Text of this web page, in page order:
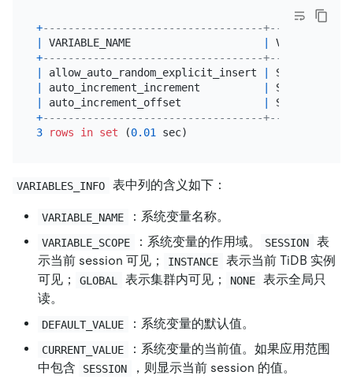
+-----------------------------------
VARIABLE_NAME
+-----------------------------------
allow_auto_random_explicit_insert SESSION,
auto_increment_increment SESSION,
auto_increment_offset SESSION,
+-----------------------------------
3
rows in set (0.01
VARIABLES_INFO 表中列的含义如下：
VARIABLE_NAME ：系统变量名称。
VARIABLE_SCOPE ：系统变量的作用域。 SESSION
表
示当前 session 可见；
INSTANCE
表示当前 TiDB 实例
可见；
GLOBAL 表示集群内可见； NONE
表示全局只
读。
DEFAULT_VALUE ：系统变量的默认值。
CURRENT_VALUE
：系统变量的当前值。如果应用范围
中包含
SESSION ，则显示当前 session 的值。